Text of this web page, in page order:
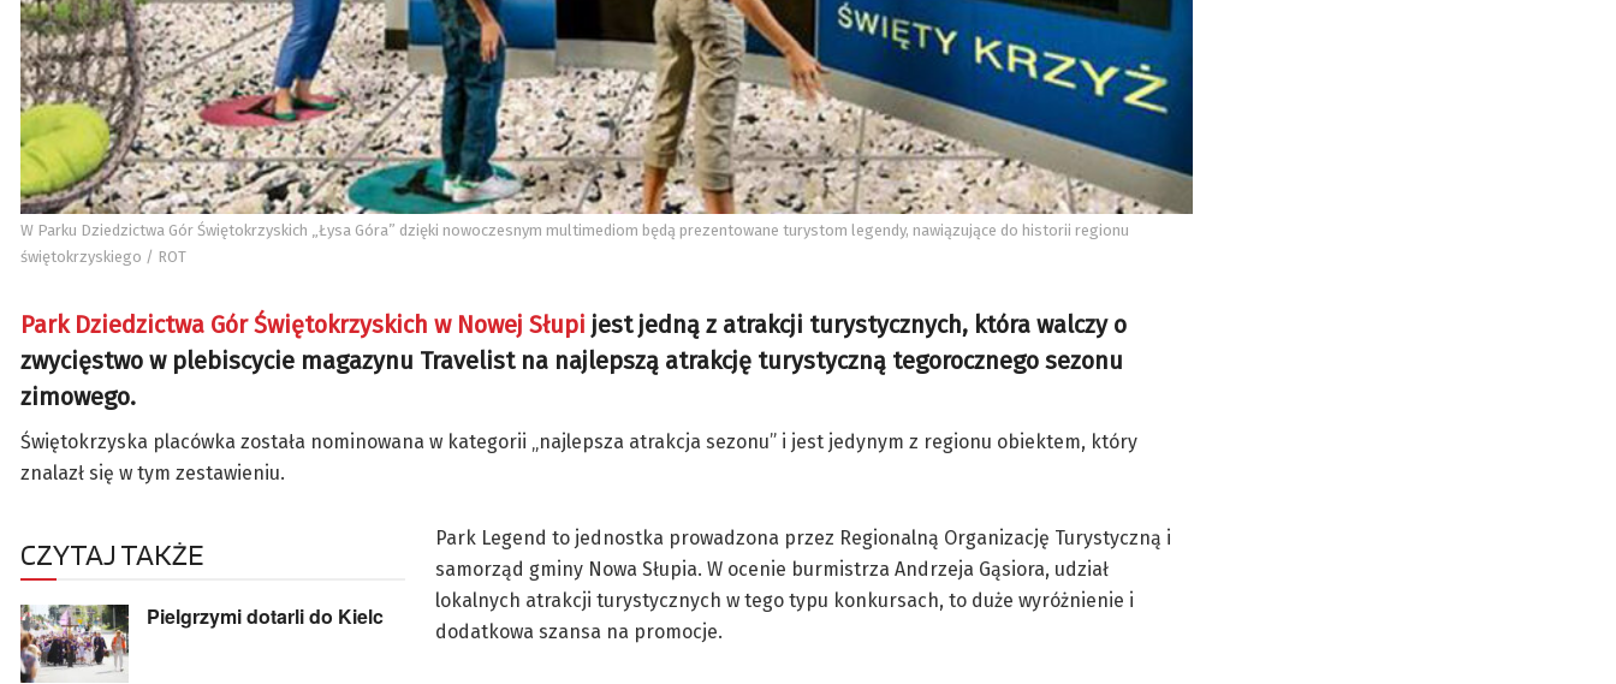
W Parku Dziedzictwa Gór Świętokrzyskich „Łysa Góra” dzięki nowoczesnym multimediom będą prezentowane turystom legendy, nawiązujące do historii regionu
świętokrzyskiego / ROT
Park Dziedzictwa Gór Świętokrzyskich w Nowej Słupi jest jedną z atrakcji turystycznych, która walczy o
zwycięstwo w plebiscycie magazynu Travelist na najlepszą atrakcję turystyczną tegorocznego sezonu
zimowego.
Świętokrzyska placówka została nominowana w kategorii „najlepsza atrakcja sezonu” i jest jedynym z regionu obiektem, który
znalazł się w tym zestawieniu.
CZYTAJ TAKŻE
Pielgrzymi dotarli do Kielc
Park Legend to jednostka prowadzona przez Regionalną Organizację Turystyczną i
samorząd gminy Nowa Słupia. W ocenie burmistrza Andrzeja Gąsiora, udział
lokalnych atrakcji turystycznych w tego typu konkursach, to duże wyróżnienie i
dodatkowa szansa na promocje.